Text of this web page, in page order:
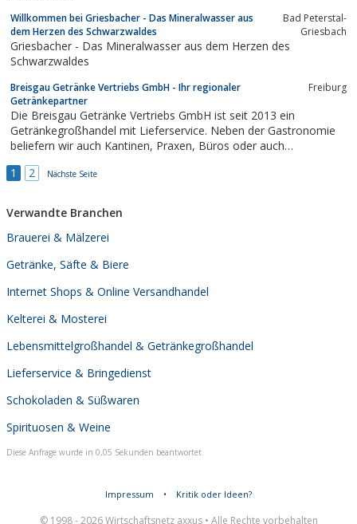
Willkommen bei Griesbacher - Das Mineralwasser aus
dem Herzen des Schwarzwaldes
Bad Peterstal-
Griesbach
Griesbacher - Das Mineralwasser aus dem Herzen des
Schwarzwaldes
Breisgau Getränke Vertriebs GmbH - Ihr regionaler
Getränkepartner
Freiburg
Die Breisgau Getränke Vertriebs GmbH ist seit 2013 ein
Getränkegroßhandel mit Lieferservice. Neben der Gastronomie
beliefern wir auch Kantinen, Praxen, Büros oder auch
1 2 Nächste Seite
Verwandte Branchen
Brauerei & Mälzerei
Getränke, Säfte & Biere
Internet Shops & Online Versandhandel
Kelterei & Mosterei
Lebensmittelgroßhandel & Getränkegroßhandel
Lieferservice & Bringedienst
Schokoladen & Süßwaren
Spirituosen & Weine
Diese Anfrage wurde in 0,05 Sekunden beantwortet.
Impressum • Kritik oder Ideen?
© 1998 - 2026 Wirtschaftsnetz axxus • Alle Rechte vorbehalten